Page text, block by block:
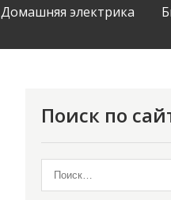
Домашняя электрика
Поиск по